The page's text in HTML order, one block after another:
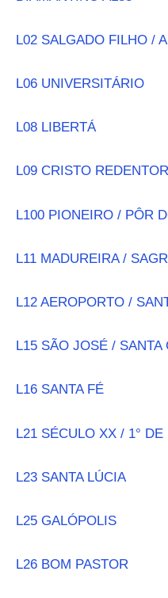
L02 SALGADO FILHO /
L06 UNIVERSITÁRIO
L08 LIBERTÁ
L09 CRISTO REDENTOR
L100 PIONEIRO / PÔR
L11 MADUREIRA /
L12 AEROPORTO /
L15 SÃO JOSÉ / SANTA
L16 SANTA FÉ
L21 SÉCULO XX / 1° DE
L23 SANTA LÚCIA
L25 GALÓPOLIS
L26 BOM PASTOR